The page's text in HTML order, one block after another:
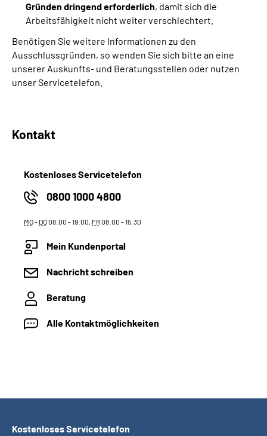
Gründen dringend erforderlich, damit sich die
Arbeitsfähigkeit nicht weiter verschlechtert.
Benötigen Sie weitere Informationen zu den
Ausschlussgründen, so wenden Sie sich bitte an eine
unserer Auskunfts- und Beratungsstellen oder nutzen
unser Servicetelefon.
Kontakt
Kostenloses Servicetelefon
0800 1000 4800
MO- DO08:00 - 19:00, FR08:00 - 15:30
Mein Kundenportal
Nachricht schreiben
Beratung
Alle Kontaktmöglichkeiten
Kostenloses Servicetelefon